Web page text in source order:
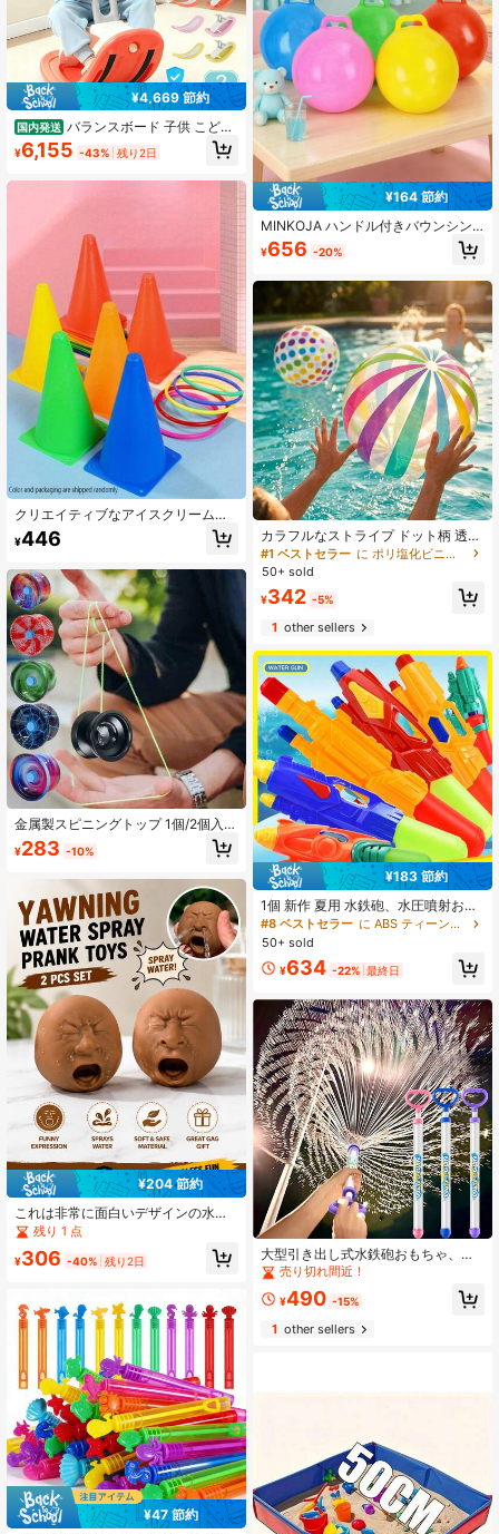
¥4,669 節約
国内発送 バランスボード 子供 こども
トレーニング 体幹トレーニング 体幹
バランス 体幹トレーニンググッズ 滑
¥6,155 -43% 残り2日
クリエイティブなアイスクリームチ
ューブと投げゲームおもちゃのセッ
ト、カラフルなロゴのバレルでスポ
ム、コーン投げインタラクティブゲ
ーム、製品の色とパッケージはラン
ダムに発送されます
¥446
金属製スピニングトップ 1個/2個入
り、取り外し可能なひも付き、初心
者向け、高速回転、ランダムカラ
¥283 -10%
¥204 節約
これは非常に面白いデザインの水鉄
砲おもちゃのペアです。ただ単に大
きく口を開けるような動作をする
と、かわいらしくユーモラスな表情
しょう!
残り 1 点
¥306 -40% 残り2日
¥47 節約
¥164 節約
MINKOJA ハンドル付きバウンシン
グボールおもちゃ、アウトドアホッ
パージャンピングボールと空気入れ
トおもちゃ、アウトドアゲーム、夏
のおもちゃ、男の子女の子への素晴
らしいギフト、誕生日、夏、休日、
ビーチ、パーティーギフト。(カラー
はランダム)
¥656 -20%
カラフルなストライプ ドット柄 透明
ビーチボール、誕生日パーティーや
ハワイアンテーマの装飾に最適、プ
ラースイミングプールおもちゃ、イ
ちゃ、ギフト
#1 ベストセラー
に ポリ塩化ビニル ティーンエイジャーのスポーツと屋外遊び
50+ sold
¥342 -5%
1other sellers
¥183 節約
1個 新作 夏用 水鉄砲、水圧噴射おも
ちゃ、水遊び、ビーチ、インタラク
ション、ファミリー、人気商品、彼
氏彼女、誕生日、パーティー、プー
ル&ビーチ必需品に最適なギフト
#8 ベストセラー
に ABS ティーンエイジャーのための水遊び
50+ sold
¥634 -22% 最終日
大型引き出し式水鉄砲おもちゃ、ビ
ーチ水遊び用ブラスター、大人用水
鉄砲おもちゃ、水遊園地用スカート
ガン - インタラクティブおもちゃ、
マスプレゼント、イースタープレゼ
売り切れ間近！
¥490 -15%
1other sellers